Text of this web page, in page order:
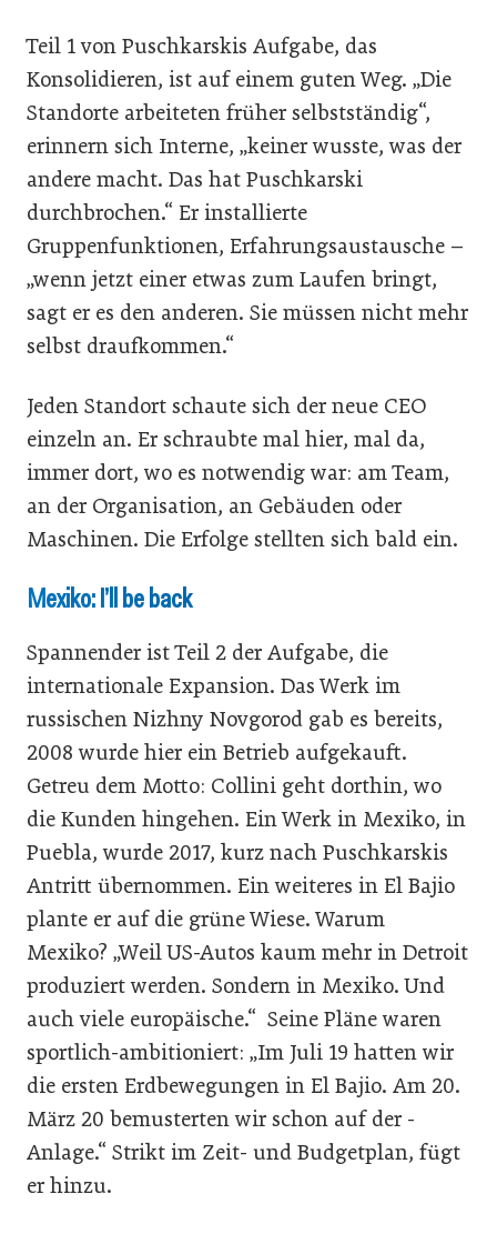
Teil 1 von Puschkarskis Aufgabe, das
Konsolidieren, ist auf einem guten Weg. „Die
Standorte arbeiteten früher selbstständig“,
erinnern sich Interne, „keiner wusste, was der
andere macht. Das hat Puschkarski
durchbrochen.“ Er installierte
Gruppenfunktionen, Erfahrungsaustausche –
„wenn jetzt einer etwas zum Laufen bringt,
sagt er es den anderen. Sie müssen nicht mehr
selbst draufkommen.“
Jeden Standort schaute sich der neue CEO
einzeln an. Er schraubte mal hier, mal da,
immer dort, wo es notwendig war: am Team,
an der Organisation, an Gebäuden oder
Maschinen. Die Erfolge stellten sich bald ein.
Mexiko: I’ll be back
Spannender ist Teil 2 der Aufgabe, die
internationale Expansion. Das Werk im
russischen Nizhny Novgorod gab es bereits,
2008 wurde hier ein Betrieb aufgekauft.
Getreu dem Motto: Collini geht dorthin, wo
die Kunden hingehen. Ein Werk in Mexiko, in
­Puebla, wurde 2017, kurz nach Puschkarskis
Antritt übernommen. Ein weiteres in El Bajio
plante er auf die grüne Wiese. Warum
Mexiko? „Weil US-Autos kaum mehr in Detroit
produziert werden. Sondern in Mexiko. Und
auch viele europäische.“ Seine Pläne waren
sportlich-ambitioniert: „Im Juli 19 hatten wir
die ersten Erdbewegungen in El Bajio. Am 20.
März 20 bemusterten wir schon auf der ­
Anlage.“ Strikt im Zeit- und Budgetplan, fügt
er hinzu.